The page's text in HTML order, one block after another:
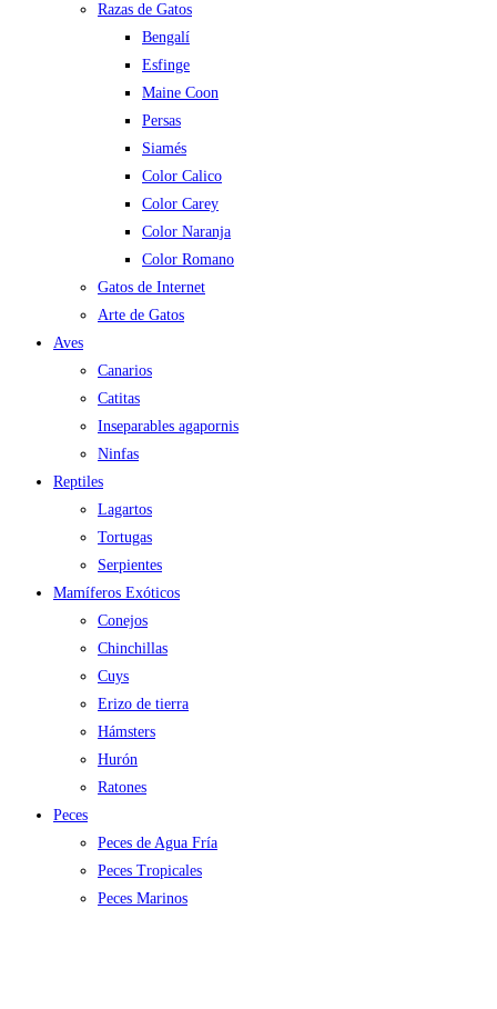
Razas de Gatos
Bengalí
Esfinge
Maine Coon
Persas
Siamés
Color Calico
Color Carey
Color Naranja
Color Romano
Gatos de Internet
Arte de Gatos
Aves
Canarios
Catitas
Inseparables agapornis
Ninfas
Reptiles
Lagartos
Tortugas
Serpientes
Mamíferos Exóticos
Conejos
Chinchillas
Cuys
Erizo de tierra
Hámsters
Hurón
Ratones
Peces
Peces de Agua Fría
Peces Tropicales
Peces Marinos